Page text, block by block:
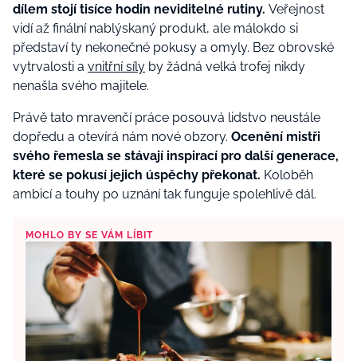
dílem stojí tisíce hodin neviditelné rutiny. Veřejnost
vidí až finální nablýskaný produkt, ale málokdo si
představí ty nekonečné pokusy a omyly. Bez obrovské
vytrvalosti a vnitřní síly by žádná velká trofej nikdy
nenašla svého majitele.
Právě tato mravenčí práce posouvá lidstvo neustále
dopředu a otevírá nám nové obzory. Ocenění mistři
svého řemesla se stávají inspirací pro další generace,
které se pokusí jejich úspěchy překonat. Koloběh
ambicí a touhy po uznání tak funguje spolehlivě dál.
MOHLO BY SE VÁM LÍBIT